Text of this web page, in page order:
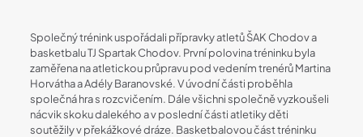
Společný trénink uspořádali přípravky atletů ŠAK Chodov a
basketbalu TJ Spartak Chodov. První polovina tréninku byla
zaměřena na atletickou průpravu pod vedením trenérů Martina
Horvátha a Adély Baranovské. V úvodní části proběhla
společná hra s rozcvičením. Dále všichni společně vyzkoušeli
nácvik skoku dalekého a v poslední části atletiky děti
soutěžily v překážkové dráze. Basketbalovou část tréninku